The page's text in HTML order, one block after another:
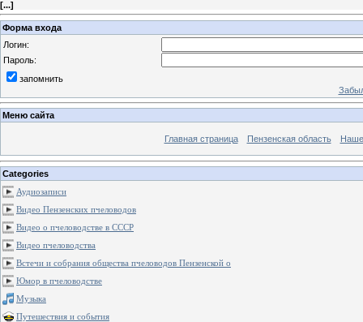
[...]
Форма входа
Логин:
Пароль:
запомнить
Меню сайта
Главная страница Пензенская область
Categories
Аудиозаписи
Видео Пензенских пчеловодов
Видео о пчеловодстве в СССР
Видео пчеловодства
Встечи и собрания общества пчеловодов Пензенской о
Юмор в пчеловодстве
Музыка
Путешествия и события